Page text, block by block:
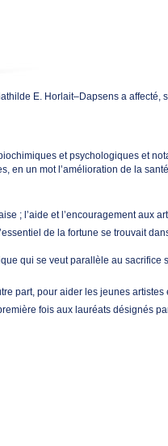
E. Horlait–Dapsens a
et psychologiques et
en un mot l’amélioration de la
; l’aide et l’encouragement aux
de la fortune se trouvait
qui se veut parallèle au
part, pour aider les jeunes
fois aux lauréats désignés